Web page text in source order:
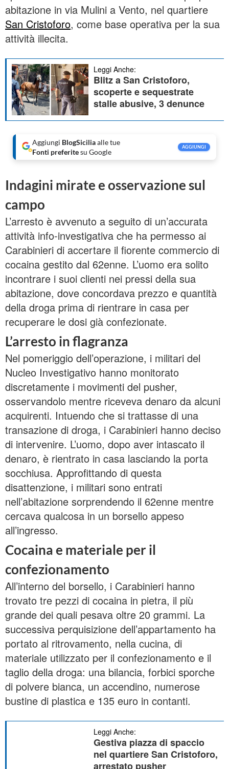
abitazione in via Mulini a Vento, nel quartiere
San Cristoforo, come base operativa per la sua
attività illecita.
Leggi Anche:
Blitz a San Cristoforo,
scoperte e sequestrate
stalle abusive, 3 denunce
Aggiungi BlogSiciliaalle tue
Fonti preferitesu Google
AGGIUNGI
Indagini mirate e osservazione sul
campo
L’arresto è avvenuto a seguito di un’accurata
attività info-investigativa che ha permesso ai
Carabinieri di accertare il fiorente commercio di
cocaina gestito dal 62enne. L’uomo era solito
incontrare i suoi clienti nei pressi della sua
abitazione, dove concordava prezzo e quantità
della droga prima di rientrare in casa per
recuperare le dosi già confezionate.
L’arresto in flagranza
Nel pomeriggio dell’operazione, i militari del
Nucleo Investigativo hanno monitorato
discretamente i movimenti del pusher,
osservandolo mentre riceveva denaro da alcuni
acquirenti. Intuendo che si trattasse di una
transazione di droga, i Carabinieri hanno deciso
di intervenire. L’uomo, dopo aver intascato il
denaro, è rientrato in casa lasciando la porta
socchiusa. Approfittando di questa
disattenzione, i militari sono entrati
nell’abitazione sorprendendo il 62enne mentre
cercava qualcosa in un borsello appeso
all’ingresso.
Cocaina e materiale per il
confezionamento
All’interno del borsello, i Carabinieri hanno
trovato tre pezzi di cocaina in pietra, il più
grande dei quali pesava oltre 20 grammi. La
successiva perquisizione dell’appartamento ha
portato al ritrovamento, nella cucina, di
materiale utilizzato per il confezionamento e il
taglio della droga: una bilancia, forbici sporche
di polvere bianca, un accendino, numerose
bustine di plastica e 135 euro in contanti.
Leggi Anche:
Gestiva piazza di spaccio
nel quartiere San Cristoforo,
arrestato pusher